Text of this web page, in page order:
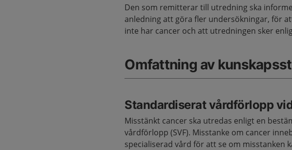
Den som remitterar till utredning ska
anledning att göra fler undersökningar, för
inte har cancer och att utredningen sker
Omfattning av
Standardiserat vårdförlopp
Misstänkt cancer ska utredas enligt en
vårdförlopp (SVF). Misstanke om cancer
specialiserad vård för att se om misstanken